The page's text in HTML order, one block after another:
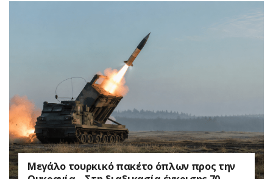
Μεγάλο τουρκικό πακέτο όπλων προς την